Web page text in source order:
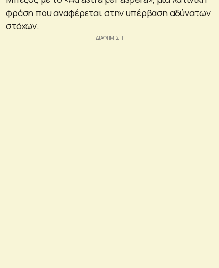
φράση που αναφέρεται στην υπέρβαση αδύνατων
στόχων.